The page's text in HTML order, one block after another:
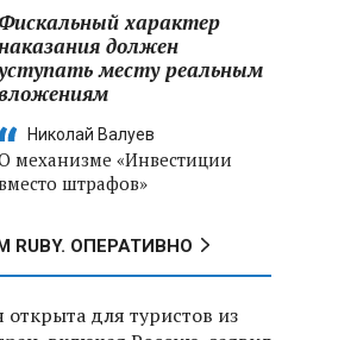
характер
должен
месту реальным
Николай Валуев
механизме «Инвестиции
штрафов»
RUBY. ОПЕРАТИВНО
открыта для туристов из